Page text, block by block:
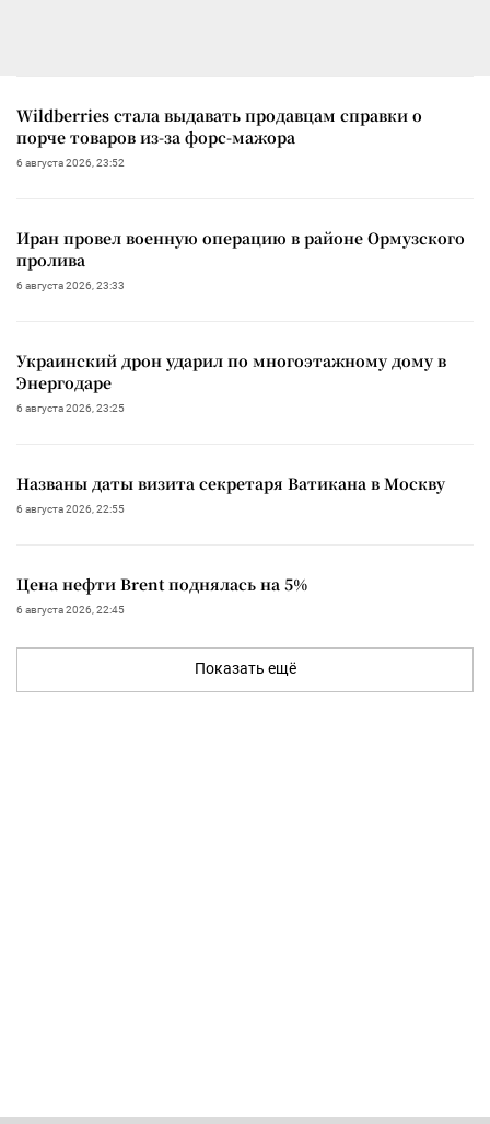
Wildberries стала выдавать продавцам справки о
порче товаров из-за форс-мажора
6 августа 2026, 23:52
Иран провел военную операцию в районе Ормузского
пролива
6 августа 2026, 23:33
Украинский дрон ударил по многоэтажному дому в
Энергодаре
6 августа 2026, 23:25
Названы даты визита секретаря Ватикана в Москву
6 августа 2026, 22:55
Цена нефти Brent поднялась на 5%
6 августа 2026, 22:45
Показать ещё